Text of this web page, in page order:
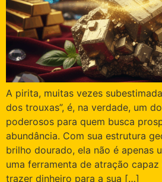
A pirita, muitas vezes
dos trouxas”, é, na verdade, um
poderosos para quem busca
abundância. Com sua estrutura
brilho dourado, ela não é apenas
uma ferramenta de atração
trazer dinheiro para a sua […]